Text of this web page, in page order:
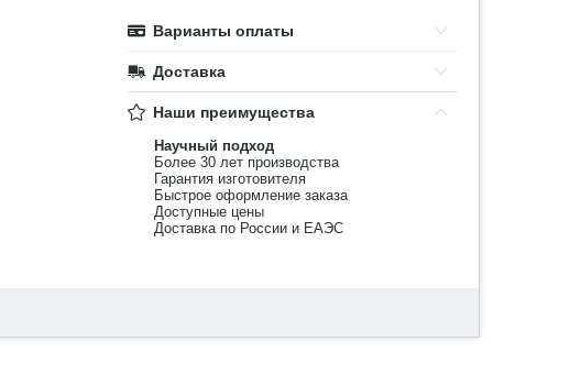
Варианты оплаты
Доставка
Наши преимущества
Научный подход
Более 30 лет производства
Гарантия изготовителя
Быстрое оформление заказа
Доступные цены
Доставка по России и ЕАЭС